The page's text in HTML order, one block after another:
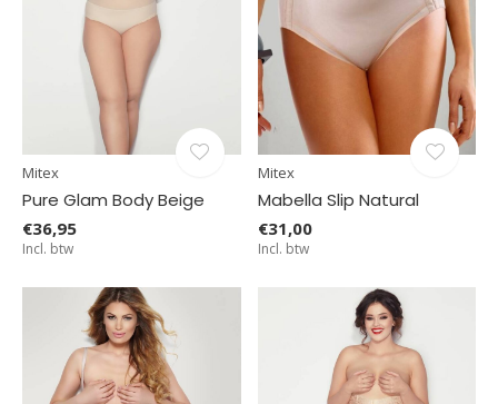
Mitex
Pure Glam Body Beige
€36,95
Incl. btw
Mitex
Mabella Slip Natural
€31,00
Incl. btw